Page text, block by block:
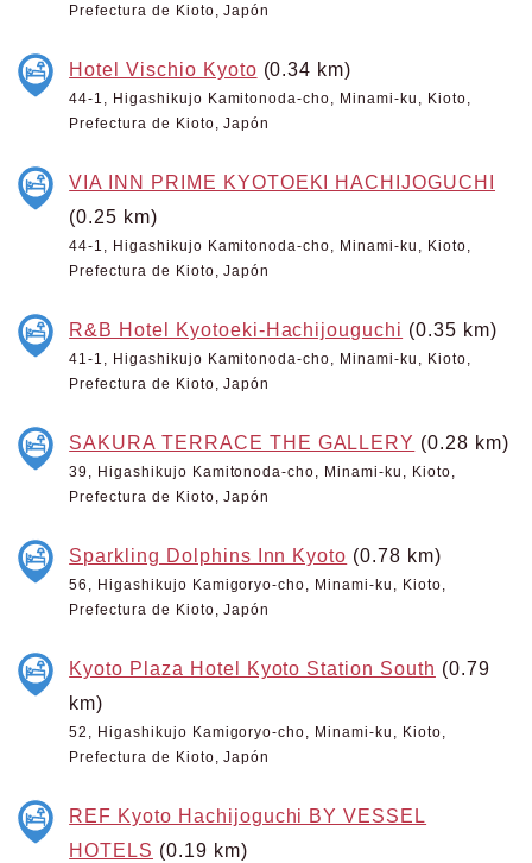
Prefectura de Kioto, Japón
Hotel Vischio Kyoto (0.34 km)
44-1, Higashikujo Kamitonoda-cho, Minami-ku, Kioto,
Prefectura de Kioto, Japón
VIA INN PRIME KYOTOEKI HACHIJOGUCHI
(0.25 km)
44-1, Higashikujo Kamitonoda-cho, Minami-ku, Kioto,
Prefectura de Kioto, Japón
R&B Hotel Kyotoeki-Hachijouguchi (0.35 km)
41-1, Higashikujo Kamitonoda-cho, Minami-ku, Kioto,
Prefectura de Kioto, Japón
SAKURA TERRACE THE GALLERY (0.28 km)
39, Higashikujo Kamitonoda-cho, Minami-ku, Kioto,
Prefectura de Kioto, Japón
Sparkling Dolphins Inn Kyoto (0.78 km)
56, Higashikujo Kamigoryo-cho, Minami-ku, Kioto,
Prefectura de Kioto, Japón
Kyoto Plaza Hotel Kyoto Station South (0.79
km)
52, Higashikujo Kamigoryo-cho, Minami-ku, Kioto,
Prefectura de Kioto, Japón
REF Kyoto Hachijoguchi BY VESSEL
HOTELS (0.19 km)